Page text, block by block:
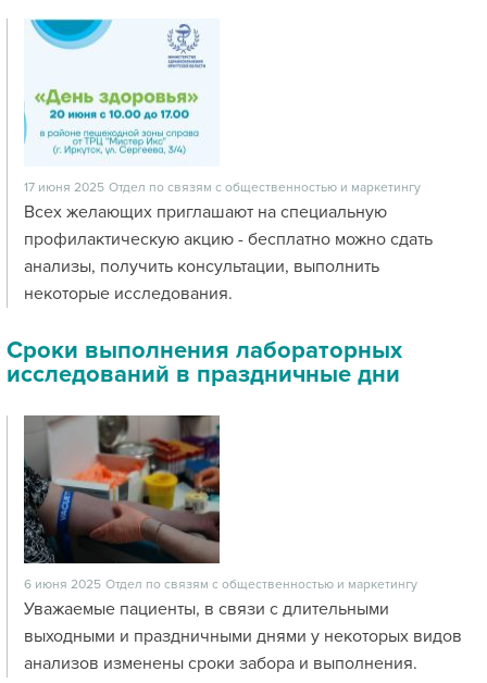
17 июня 2025 Отдел по связям с общественностью и маркетингу
Всех желающих приглашают на специальную
профилактическую акцию - бесплатно можно сдать
анализы, получить консультации, выполнить
некоторые исследования.
Сроки выполнения лабораторных
исследований в праздничные дни
6 июня 2025 Отдел по связям с общественностью и маркетингу
Уважаемые пациенты, в связи с длительными
выходными и праздничными днями у некоторых видов
анализов изменены сроки забора и выполнения.